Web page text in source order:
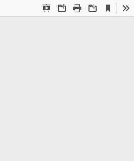
Presentation
OpenPrint Download
Current
View
為主
博士生